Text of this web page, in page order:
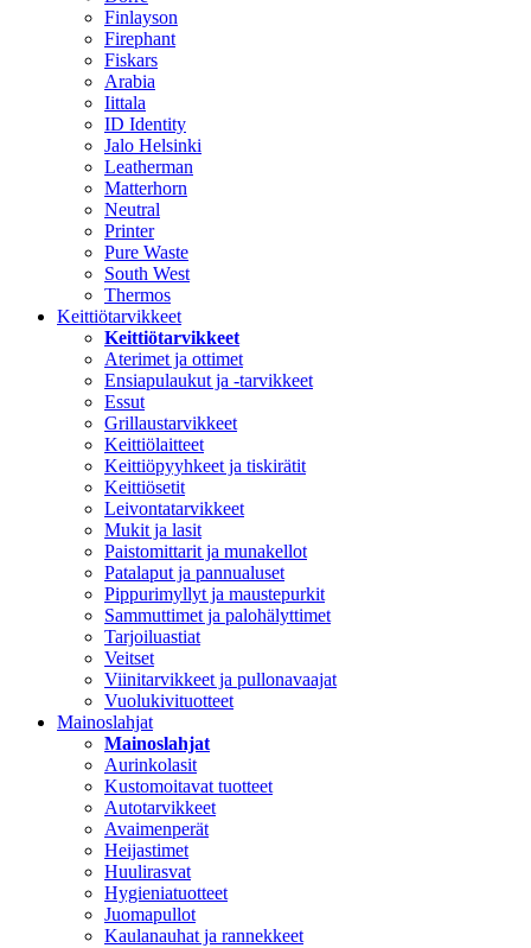
Finlayson
Firephant
Fiskars
Arabia
Iittala
ID Identity
Jalo Helsinki
Leatherman
Matterhorn
Neutral
Printer
Pure Waste
South West
Thermos
Keittiötarvikkeet
Keittiötarvikkeet
Aterimet ja ottimet
Ensiapulaukut ja -tarvikkeet
Essut
Grillaustarvikkeet
Keittiölaitteet
Keittiöpyyhkeet ja tiskirätit
Keittiösetit
Leivontatarvikkeet
Mukit ja lasit
Paistomittarit ja munakellot
Patalaput ja pannualuset
Pippurimyllyt ja maustepurkit
Sammuttimet ja palohälyttimet
Tarjoiluastiat
Veitset
Viinitarvikkeet ja pullonavaajat
Vuolukivituotteet
Mainoslahjat
Mainoslahjat
Aurinkolasit
Kustomoitavat tuotteet
Autotarvikkeet
Avaimenperät
Heijastimet
Huulirasvat
Hygieniatuotteet
Juomapullot
Kaulanauhat ja rannekkeet